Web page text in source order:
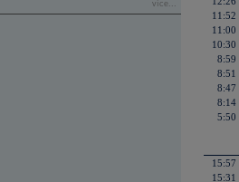
více...
11:52
11:00
10:30
8:59
8:51
8:47
8:14
5:50
15:57
15:31